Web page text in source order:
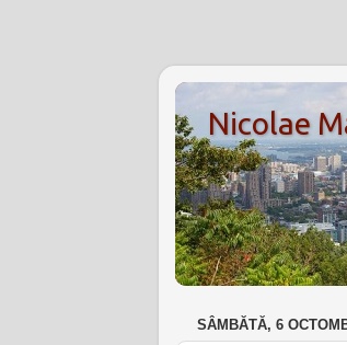
Nicolae
SÂMBĂTĂ, 6